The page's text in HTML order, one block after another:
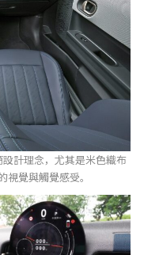
計理念，尤其是米色織布
覺與觸覺感受。